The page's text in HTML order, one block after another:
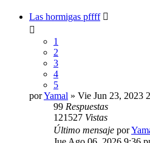
Las hormigas pffff
1
2
3
4
5
porYamal » Vie Jun 23, 2023
99 Respuestas
121527 Vistas
Último mensaje por